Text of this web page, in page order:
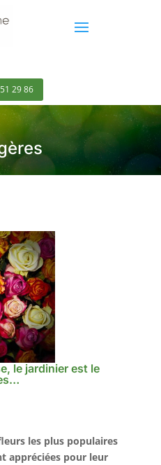
29 86
le jardinier est le
les plus populaires
appréciées pour leur